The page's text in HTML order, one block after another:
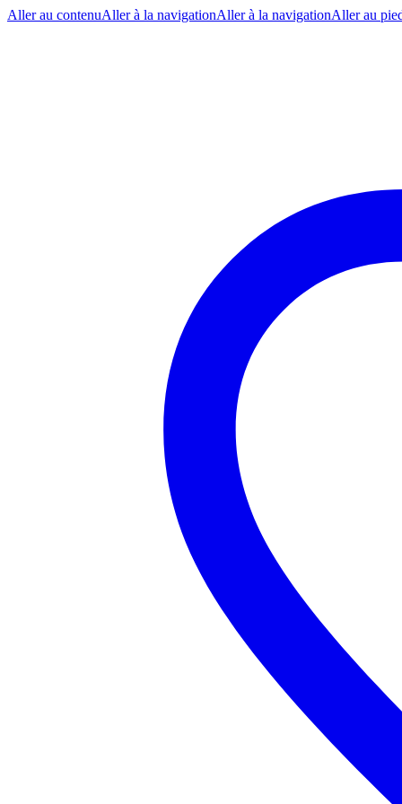
Aller au contenuAller à la navigationAller à la navigationAller au